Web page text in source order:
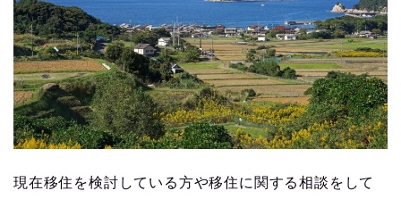
現在移住を検討している方や移住に関する相談をして